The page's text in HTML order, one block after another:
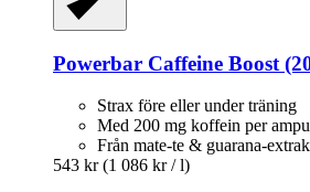
Powerbar Caffeine Boost
Strax före eller under träning
Med 200 mg koffein per
Från mate-te & guarana-
543 kr (1 086 kr / l)